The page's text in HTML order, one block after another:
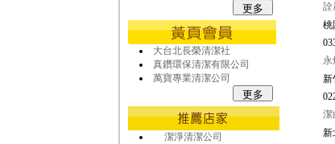
大台北長榮清潔社
真鑽環保清潔有限公司
萬寶專業清潔公司
潔淨清潔公司
詮
桃
永
新
潔
新